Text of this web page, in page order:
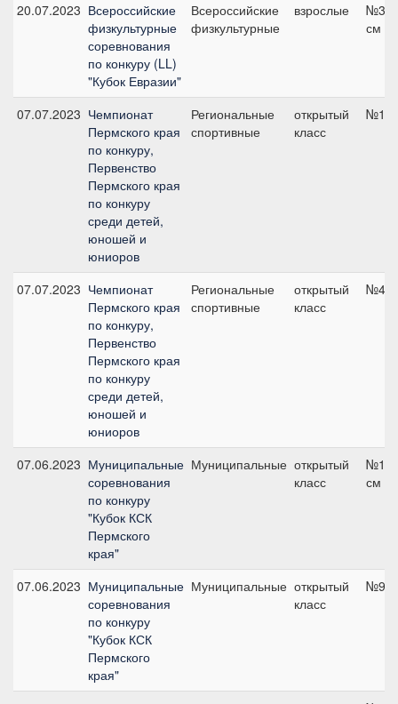
20.07.2023 Всероссийские
физкультурные
соревнования
по конкуру (LL)
"Кубок Евразии"
Всероссийские
физкультурные
взрослые
№3А,
см
07.07.2023 Чемпионат
Пермского края
по конкуру,
Первенство
Пермского края
по конкуру
среди детей,
юношей и
юниоров
Региональные
спортивные
открытый
класс
№1,
07.07.2023 Чемпионат
Пермского края
по конкуру,
Первенство
Пермского края
по конкуру
среди детей,
юношей и
юниоров
Региональные
спортивные
открытый
класс
№4,
07.06.2023 Муниципальные
соревнования
по конкуру
"Кубок КСК
Пермского
края"
Муниципальные открытый
класс
№11,
см
07.06.2023 Муниципальные
соревнования
по конкуру
"Кубок КСК
Пермского
края"
Муниципальные открытый
класс
№9,